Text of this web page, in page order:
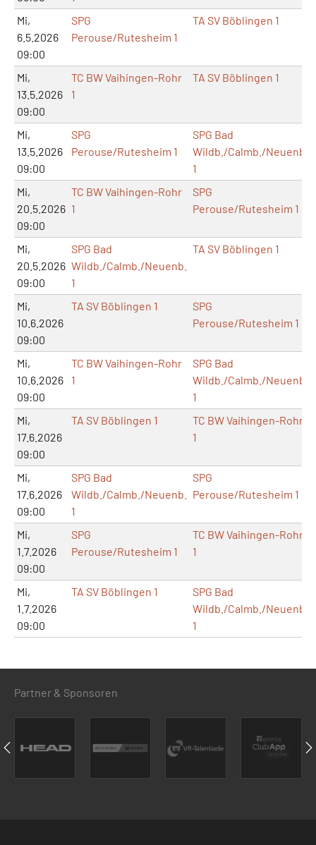
Mi,
6.5.2026
09:00
SPG
Perouse/Rutesheim 1
TA SV Böblingen 1
Mi,
13.5.2026
09:00
TC BW Vaihingen-Rohr
1
TA SV Böblingen 1
Mi,
13.5.2026
09:00
SPG
Perouse/Rutesheim 1
SPG Bad
Wildb./Calmb./Neuenb.
1
Mi,
20.5.2026
09:00
TC BW Vaihingen-Rohr
1
SPG
Perouse/Rutesheim 1
Mi,
20.5.2026
09:00
SPG Bad
Wildb./Calmb./Neuenb.
1
TA SV Böblingen 1
Mi,
10.6.2026
09:00
TA SV Böblingen 1
SPG
Perouse/Rutesheim 1
Mi,
10.6.2026
09:00
TC BW Vaihingen-Rohr
1
SPG Bad
Wildb./Calmb./Neuenb.
1
Mi,
17.6.2026
09:00
TA SV Böblingen 1
TC BW Vaihingen-Rohr
1
Mi,
17.6.2026
09:00
SPG Bad
Wildb./Calmb./Neuenb.
1
SPG
Perouse/Rutesheim 1
Mi,
1.7.2026
09:00
SPG
Perouse/Rutesheim 1
TC BW Vaihingen-Rohr
1
Mi,
1.7.2026
09:00
TA SV Böblingen 1
SPG Bad
Wildb./Calmb./Neuenb.
1
Partner & Sponsoren